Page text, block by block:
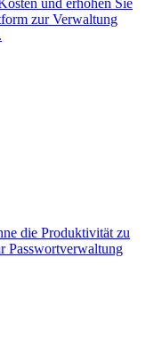
und erhöhen Sie
zur Verwaltung
die Produktivität zu
Passwortverwaltung